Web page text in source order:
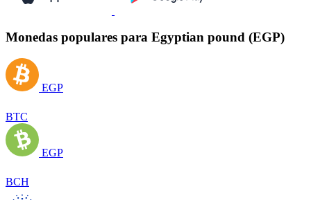
Monedas populares para Egyptian pound (EGP)
EGP
BTC
EGP
BCH